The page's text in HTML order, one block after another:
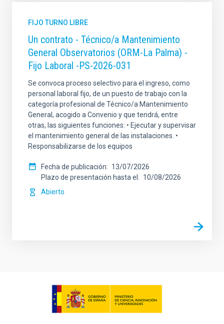
FIJO TURNO LIBRE
Un contrato - Técnico/a Mantenimiento
General Observatorios (ORM-La Palma) -
Fijo Laboral -PS-2026-031
Se convoca proceso selectivo para el ingreso, como
personal laboral fijo, de un puesto de trabajo con la
categoría profesional de Técnico/a Mantenimiento
General, acogido a Convenio y que tendrá, entre
otras, las siguientes funciones: • Ejecutar y supervisar
el mantenimiento general de las instalaciones. •
Responsabilizarse de los equipos
Fecha de publicación
13/07/2026
Plazo de presentación hasta el
10/08/2026
Abierto